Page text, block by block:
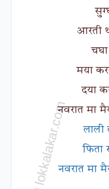
आरती
मया
दया
नवरात मा
फिता
नवरात मा